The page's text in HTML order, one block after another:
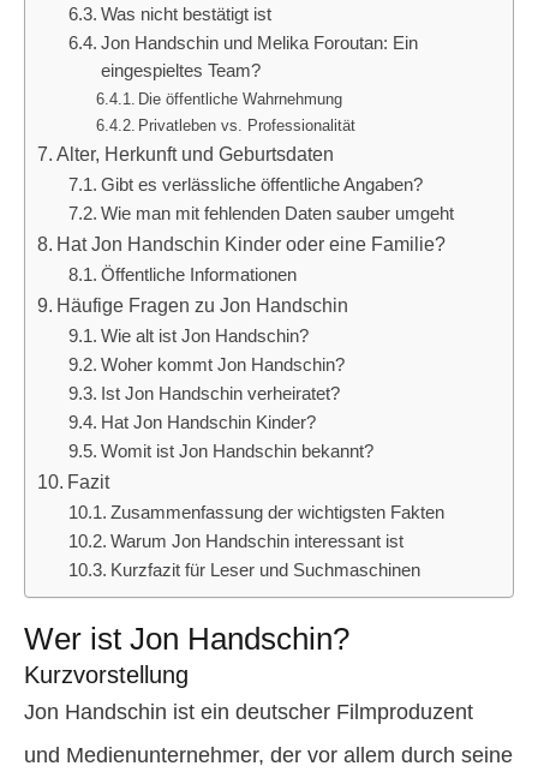
Was nicht bestätigt ist
Jon Handschin und Melika Foroutan: Ein
eingespieltes Team?
Die öffentliche Wahrnehmung
Privatleben vs. Professionalität
Alter, Herkunft und Geburtsdaten
Gibt es verlässliche öffentliche Angaben?
Wie man mit fehlenden Daten sauber umgeht
Hat Jon Handschin Kinder oder eine Familie?
Öffentliche Informationen
Häufige Fragen zu Jon Handschin
Wie alt ist Jon Handschin?
Woher kommt Jon Handschin?
Ist Jon Handschin verheiratet?
Hat Jon Handschin Kinder?
Womit ist Jon Handschin bekannt?
Fazit
Zusammenfassung der wichtigsten Fakten
Warum Jon Handschin interessant ist
Kurzfazit für Leser und Suchmaschinen
Wer ist Jon Handschin?
Kurzvorstellung
Jon Handschin ist ein deutscher Filmproduzent
und Medienunternehmer, der vor allem durch seine